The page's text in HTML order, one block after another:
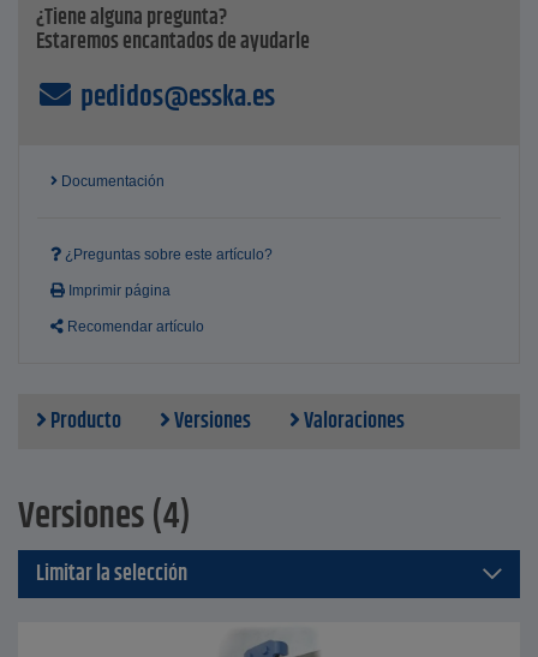
¿Tiene alguna pregunta?
Estaremos encantados de ayudarle
pedidos@esska.es
Documentación
¿Preguntas sobre este artículo?
Imprimir página
Recomendar artículo
Producto Versiones Valoraciones
Versiones (4)
Limitar la selección